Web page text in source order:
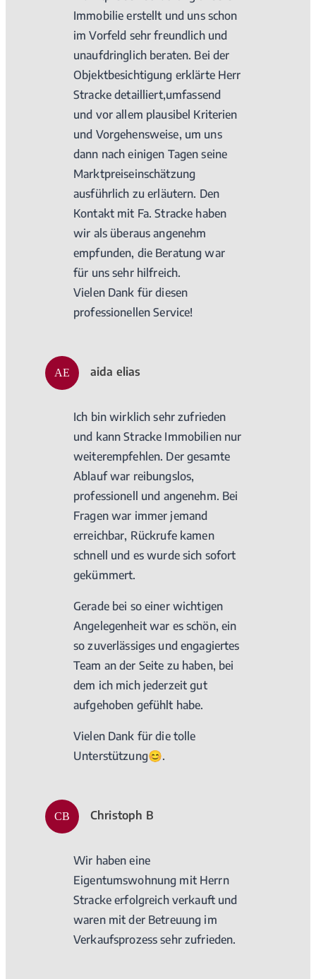
Immobilie erstellt und uns schon
im Vorfeld sehr freundlich und
unaufdringlich beraten. Bei der
Objektbesichtigung erklärte Herr
Stracke detailliert,umfassend
und vor allem plausibel Kriterien
und Vorgehensweise, um uns
dann nach einigen Tagen seine
Marktpreiseinschätzung
ausführlich zu erläutern. Den
Kontakt mit Fa. Stracke haben
wir als überaus angenehm
empfunden, die Beratung war
für uns sehr hilfreich.
Vielen Dank für diesen
professionellen Service!
AE aida elias
Ich bin wirklich sehr zufrieden
und kann Stracke Immobilien nur
weiterempfehlen. Der gesamte
Ablauf war reibungslos,
professionell und angenehm. Bei
Fragen war immer jemand
erreichbar, Rückrufe kamen
schnell und es wurde sich sofort
gekümmert.
Gerade bei so einer wichtigen
Angelegenheit war es schön, ein
so zuverlässiges und engagiertes
Team an der Seite zu haben, bei
dem ich mich jederzeit gut
aufgehoben gefühlt habe.
Vielen Dank für die tolle
Unterstützung😊.
CB Christoph B
Wir haben eine
Eigentumswohnung mit Herrn
Stracke erfolgreich verkauft und
waren mit der Betreuung im
Verkaufsprozess sehr zufrieden.